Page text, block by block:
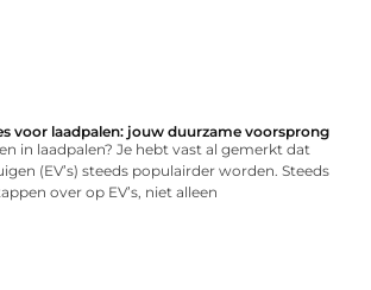
voor laadpalen: jouw duurzame voorsprong
in laadpalen? Je hebt vast al gemerkt dat
(EV’s) steeds populairder worden. Steeds
over op EV’s, niet alleen